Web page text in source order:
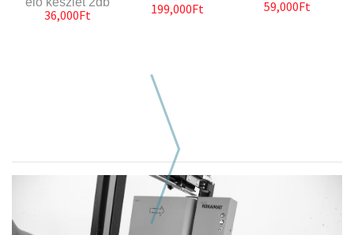
36,000Ft 199,000Ft 59,000Ft
Következő hasonló